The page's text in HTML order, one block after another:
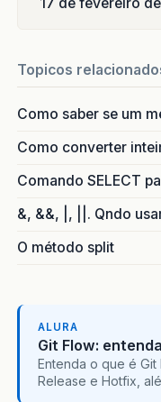
Topicos
Como saber se um
Como converter
Comando SELECT
&, &&, |, ||. Qndo
O método split
ALURA
Git Flow:
Entenda o que é
Release e Hotfix,